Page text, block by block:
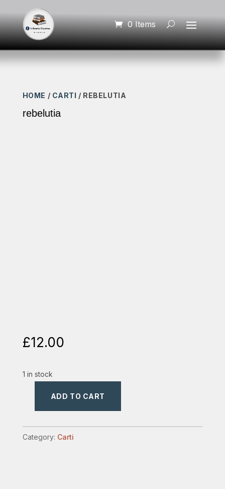
0 Items
HOME / CARTI / REBELUTIA
rebelutia
£12.00
1 in stock
ADD TO CART
Category: Carti